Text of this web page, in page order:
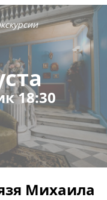
18:30
Михаила